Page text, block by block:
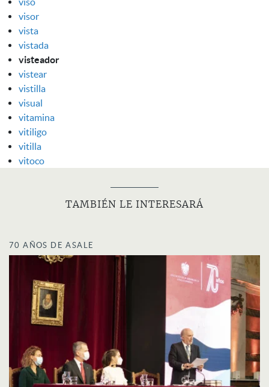
visor
vista
vistada
visteador
vistear
vistilla
visual
vitamina
vitiligo
vitilla
vitoco
TAMBIÉN LE INTERESARÁ
70 AÑOS DE ASALE